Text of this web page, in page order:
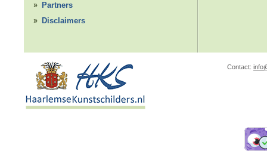
Partners
Disclaimers
Contact: